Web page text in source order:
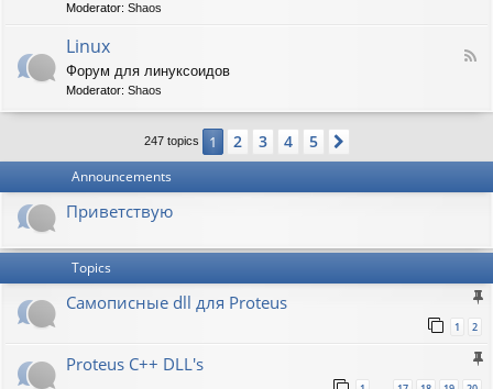
i
W
e
h
b
g
Moderator: Shaos
F
i
u
Linux
Форум для линуксоидов
Moderator: Shaos
247 topics 1 2 3 4 5
Announcements
Приветствую
Topics
Самописные dll для Proteus
1 2
Proteus C++ DLL's